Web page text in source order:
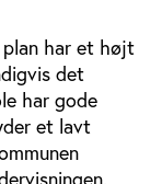
har et højt
det
har gode
et lavt